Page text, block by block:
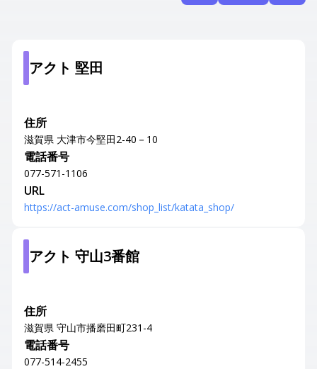
アクト 堅田
住所
滋賀県 大津市今堅田2-40－10
電話番号
077-571-1106
URL
https://act-amuse.com/shop_list/katata_shop/
アクト 守山3番館
住所
滋賀県 守山市播磨田町231-4
電話番号
077-514-2455